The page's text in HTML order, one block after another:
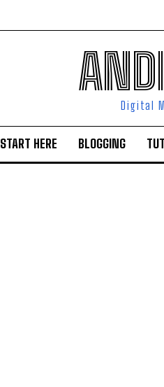
Digital
START HERE BLOGGING